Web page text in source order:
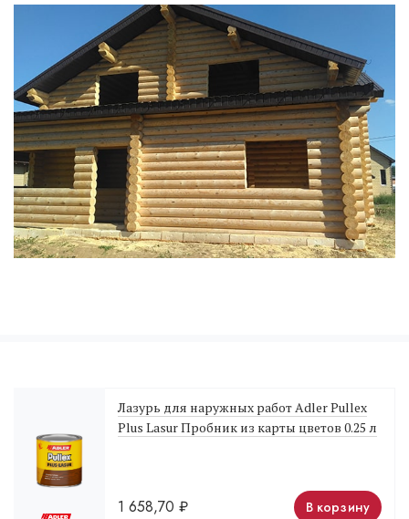
Лазурь для наружных работ Adler Pullex
Plus Lasur Пробник из карты цветов 0.25 л
1 658,70 ₽ В корзину